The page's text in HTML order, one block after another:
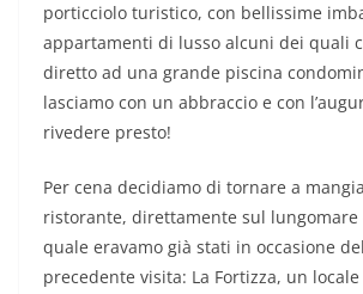
porticciolo turistico, con bellissime
appartamenti di lusso alcuni dei quali
diretto ad una grande piscina
lasciamo con un abbraccio e con
rivedere presto!
Per cena decidiamo di tornare a
ristorante, direttamente sul lungomare
quale eravamo già stati in occasione
precedente visita: La Fortizza, un